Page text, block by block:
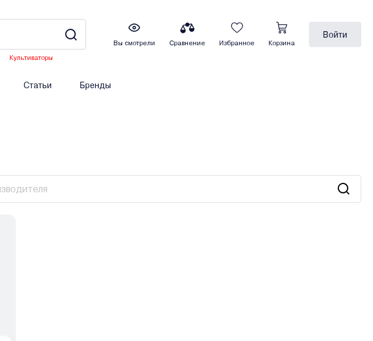
Культиваторы
Вы смотрели Сравнение Избранное Корзина
Войти
Статьи Бренды